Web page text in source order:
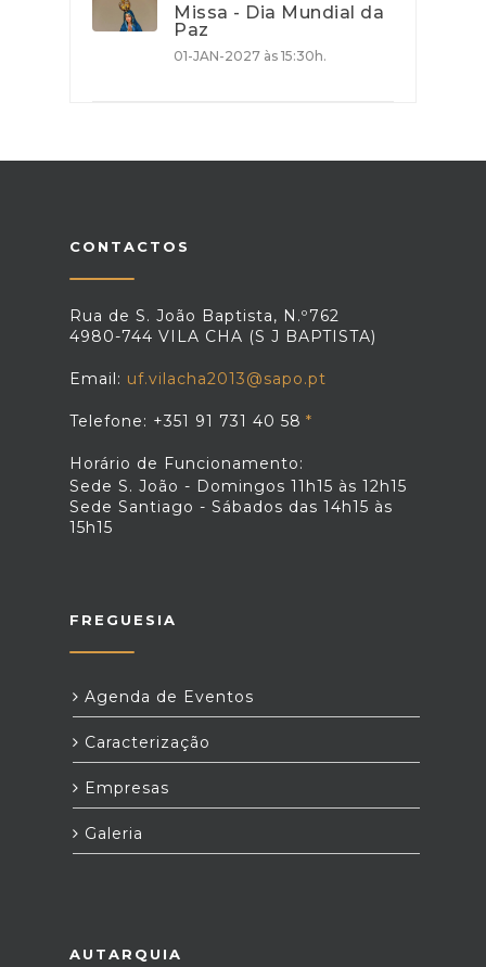
Missa - Dia Mundial da
Paz
01-JAN-2027 às 15:30h.
CONTACTOS
Rua de S. João Baptista, N.º762
4980-744 VILA CHA (S J BAPTISTA)
Email: uf.vilacha2013@sapo.pt
Telefone: +351 91 731 40 58
Horário de Funcionamento:
Sede S. João - Domingos 11h15 às 12h15
Sede Santiago - Sábados das 14h15 às
15h15
FREGUESIA
Agenda de Eventos
Caracterização
Empresas
Galeria
AUTARQUIA